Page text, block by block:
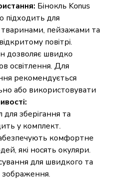
Бінокль Konus
підходить для
пейзажами та
повітрі.
дозволяє швидко
освітлення. Для
рекомендується
або використовувати
зберігання та
у комплект.
комфортне
які носять окуляри.
для швидкого та
зображення.